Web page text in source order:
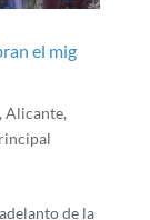
el mig
, Alicante,
de la